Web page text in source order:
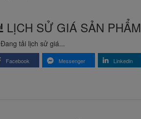
LỊCH SỬ GIÁ SẢN PHẨM
Đang tải lịch sử giá...
Facebook Messenger Linkedin